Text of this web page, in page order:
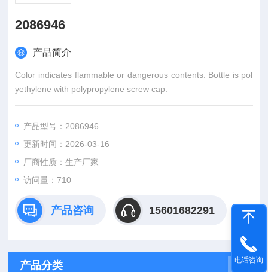
2086946
产品简介
Color indicates flammable or dangerous contents. Bottle is pol
yethylene with polypropylene screw cap.
产品型号：2086946
更新时间：2026-03-16
厂商性质：生产厂家
访问量：710
产品咨询 15601682291
产品分类 电话咨询